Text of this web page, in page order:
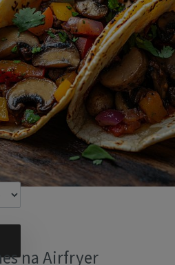
na Airfryer